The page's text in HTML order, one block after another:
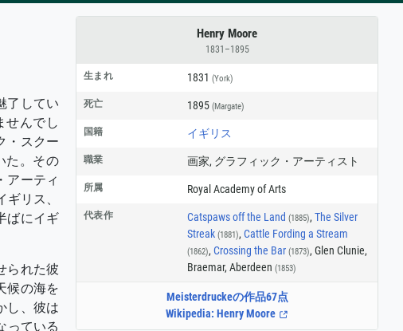
Henry Moore
1831–1895
生まれ 1831 (York)
死亡 1895 (Margate)
国籍 イギリス
職業 画家, グラフィック・アーティスト
所属 Royal Academy of Arts
代表作 Catspaws off the Land (1885), The Silver
Streak (1881), Cattle Fording a Stream
(1862), Crossing the Bar (1873), Glen Clunie,
Braemar, Aberdeen (1853)
Meisterdruckeの作品67点
Wikipedia: Henry Moore
了してい
せんでし
・スクー
た。その
アーティ
リス、
ばにイギ
られた彼
候の海を
し、彼は
っている